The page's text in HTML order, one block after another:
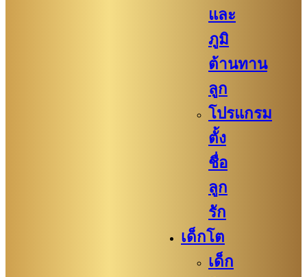
และ
ภูมิ
ต้านทาน
ลูก
โปรแกรม
ตั้ง
ชื่อ
ลูก
รัก
เด็กโต
เด็ก